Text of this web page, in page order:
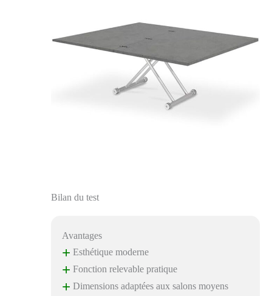
Bilan du test
Avantages
+ Esthétique moderne
+ Fonction relevable pratique
+ Dimensions adaptées aux salons moyens